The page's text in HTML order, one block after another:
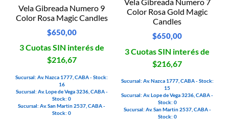
Vela Gibreada Numero 9
Color Rosa Magic Candles
$650,00
3 Cuotas SIN interés de
$216,67
Sucursal: Av. Nazca 1777, CABA - Stock:
16
Sucursal: Av. Lope de Vega 3236, CABA -
Stock: 0
Sucursal: Av. San Martin 2537, CABA -
Stock: 0
Color Rosa Gold Magic
Candles
$650,00
3 Cuotas SIN interés de
$216,67
Sucursal: Av. Nazca 1777, CABA - Stock:
15
Sucursal: Av. Lope de Vega 3236, CABA -
Stock: 0
Sucursal: Av. San Martin 2537, CABA -
Stock: 0